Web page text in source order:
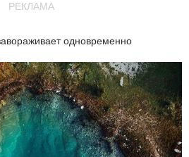
РЕКЛАМА
одновременно